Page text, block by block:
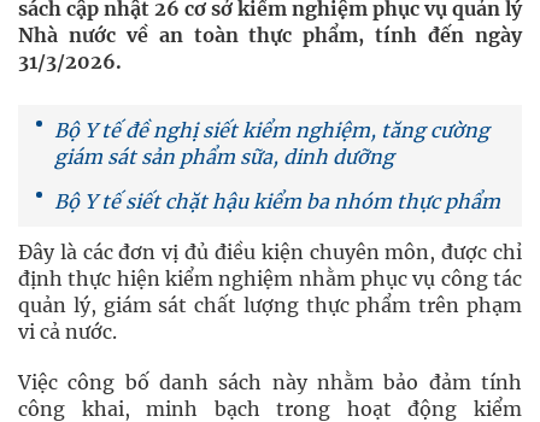
sách cập nhật 26 cơ sở kiểm nghiệm phục vụ quản lý
Nhà nước về an toàn thực phẩm, tính đến ngày
31/3/2026.
Bộ Y tế đề nghị siết kiểm nghiệm, tăng cường
giám sát sản phẩm sữa, dinh dưỡng
Bộ Y tế siết chặt hậu kiểm ba nhóm thực phẩm
Đây là các đơn vị đủ điều kiện chuyên môn, được chỉ
định thực hiện kiểm nghiệm nhằm phục vụ công tác
quản lý, giám sát chất lượng thực phẩm trên phạm
vi cả nước.
Việc công bố danh sách này nhằm bảo đảm tính
công khai, minh bạch trong hoạt động kiểm